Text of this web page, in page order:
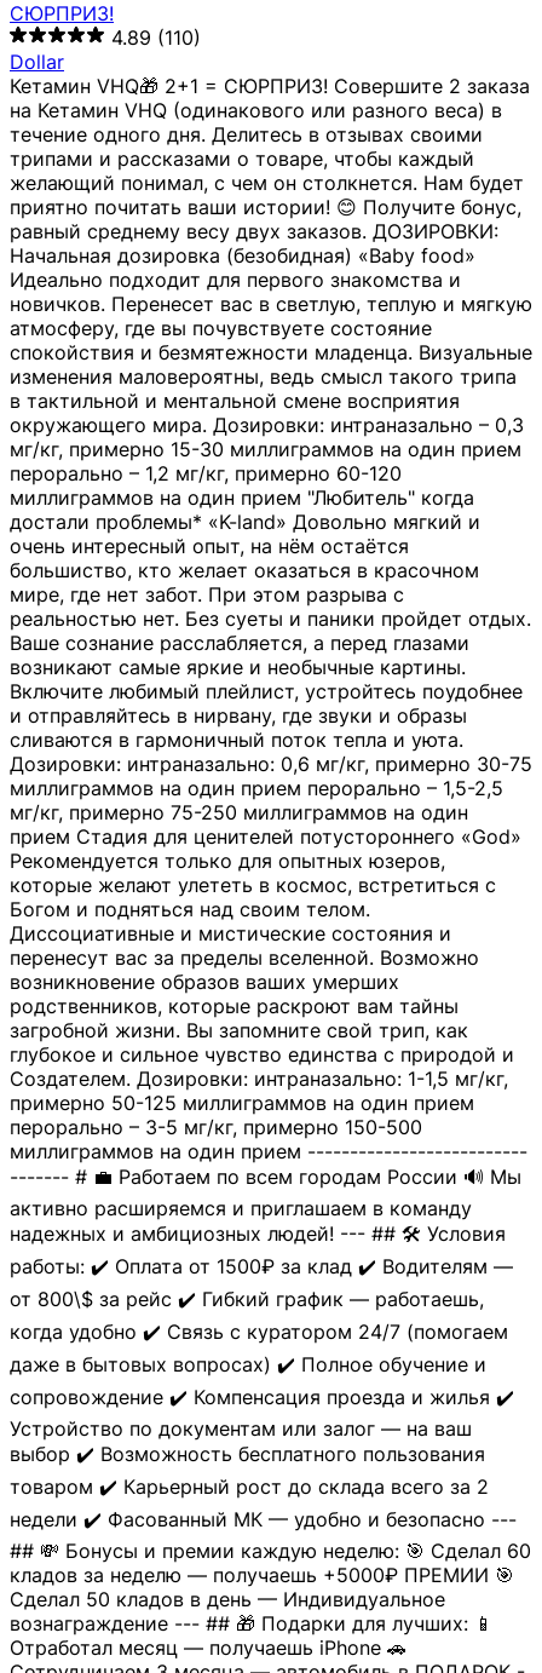
СЮРПРИЗ!
4.89 (110)
Dollar
Кетамин VHQ🎁 2+1 = СЮРПРИЗ! Совершите 2 заказа
на Кетамин VHQ (одинакового или разного веса) в
течение одного дня. Делитесь в отзывах своими
трипами и рассказами о товаре, чтобы каждый
желающий понимал, с чем он столкнется. Нам будет
приятно почитать ваши истории! 😊 Получите бонус,
равный среднему весу двух заказов. ДОЗИРОВКИ:
Начальная дозировка (безобидная) «Baby food»
Идеально подходит для первого знакомства и
новичков. Перенесет вас в светлую, теплую и мягкую
атмосферу, где вы почувствуете состояние
спокойствия и безмятежности младенца. Визуальные
изменения маловероятны, ведь смысл такого трипа
в тактильной и ментальной смене восприятия
окружающего мира. Дозировки: интраназально – 0,3
мг/кг, примерно 15-30 миллиграммов на один прием
перорально – 1,2 мг/кг, примерно 60-120
миллиграммов на один прием "Любитель" когда
достали проблемы* «K-land» Довольно мягкий и
очень интересный опыт, на нём остаётся
большиство, кто желает оказаться в красочном
мире, где нет забот. При этом разрыва с
реальностью нет. Без суеты и паники пройдет отдых.
Ваше сознание расслабляется, а перед глазами
возникают самые яркие и необычные картины.
Включите любимый плейлист, устройтесь поудобнее
и отправляйтесь в нирвану, где звуки и образы
сливаются в гармоничный поток тепла и уюта.
Дозировки: интраназально: 0,6 мг/кг, примерно 30-75
миллиграммов на один прием перорально – 1,5-2,5
мг/кг, примерно 75-250 миллиграммов на один
прием Стадия для ценителей потустороннего «God»
Рекомендуется только для опытных юзеров,
которые желают улететь в космос, встретиться с
Богом и подняться над своим телом.
Диссоциативные и мистические состояния и
перенесут вас за пределы вселенной. Возможно
возникновение образов ваших умерших
родственников, которые раскроют вам тайны
загробной жизни. Вы запомните свой трип, как
глубокое и сильное чувство единства с природой и
Создателем. Дозировки: интраназально: 1-1,5 мг/кг,
примерно 50-125 миллиграммов на один прием
перорально – 3-5 мг/кг, примерно 150-500
миллиграммов на один прием --------------------------
------- # 💼 Работаем по всем городам России 🔊 Мы
активно расширяемся и приглашаем в команду
надежных и амбициозных людей! --- ## 🛠 Условия
работы: ✔️ Оплата от 1500₽ за клад ✔️ Водителям —
от 800\$ за рейс ✔️ Гибкий график — работаешь,
когда удобно ✔️ Связь с куратором 24/7 (помогаем
даже в бытовых вопросах) ✔️ Полное обучение и
сопровождение ✔️ Компенсация проезда и жилья ✔️
Устройство по документам или залог — на ваш
выбор ✔️ Возможность бесплатного пользования
товаром ✔️ Карьерный рост до склада всего за 2
недели ✔️ Фасованный МК — удобно и безопасно ---
## 💸 Бонусы и премии каждую неделю: 🎯 Сделал 60
кладов за неделю — получаешь +5000₽ ПРЕМИИ 🎯
Сделал 50 кладов в день — Индивидуальное
вознаграждение --- ## 🎁 Подарки для лучших: 📱
Отработал месяц — получаешь iPhone 🚗